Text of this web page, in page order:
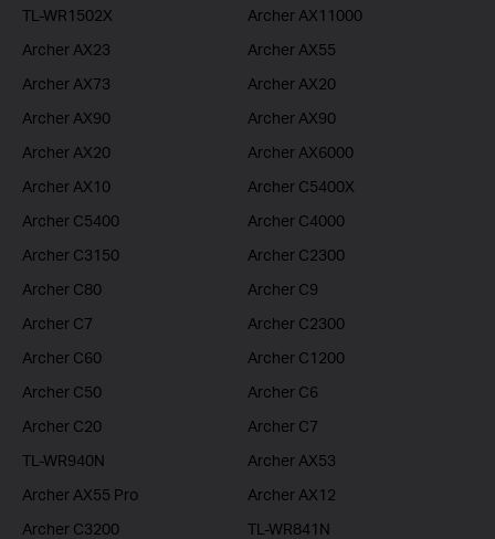
TL-WR1502X
Archer AX11000
Archer AX23
Archer AX55
Archer AX73
Archer AX20
Archer AX90
Archer AX90
Archer AX20
Archer AX6000
Archer AX10
Archer C5400X
Archer C5400
Archer C4000
Archer C3150
Archer C2300
Archer C80
Archer C9
Archer C7
Archer C2300
Archer C60
Archer C1200
Archer C50
Archer C6
Archer C20
Archer C7
TL-WR940N
Archer AX53
Archer AX55 Pro
Archer AX12
Archer C3200
TL-WR841N